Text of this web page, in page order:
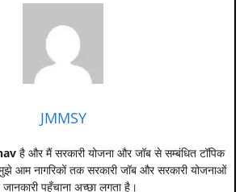
JMMSY
है और मैं सरकारी योजना और जॉब से सम्बंधित टॉपिक
आम नागरिकों तक सरकारी जॉब और सरकारी योजनाओं
जानकारी पहुँचाना अच्छा लगता है।